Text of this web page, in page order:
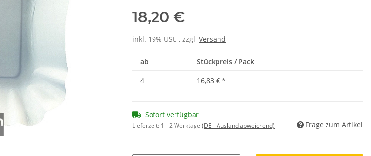
18,20 €
inkl. 19% USt. , zzgl. Versand
ab Stückpreis / Pack
4 16,83 € *
Sofort verfügbar
Lieferzeit: 1 - 2 Werktage (DE - Ausland abweichend) Frage zum Artikel